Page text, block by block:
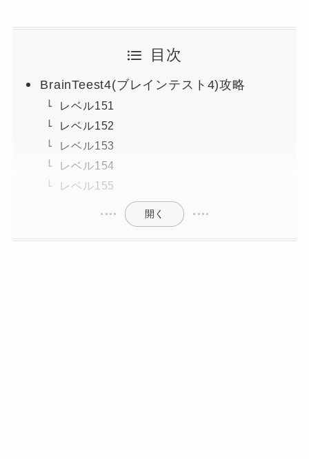
目次
BrainTeest4(ブレインテスト4)攻略
レベル151
レベル152
レベル153
レベル154
レベル155
開く